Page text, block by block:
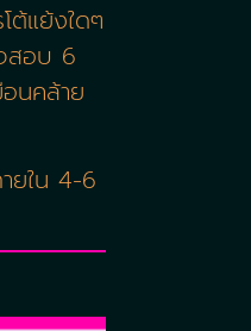
ต้แย้งใดๆ
สอบ 6
นคล้าย
ยใน 4-6